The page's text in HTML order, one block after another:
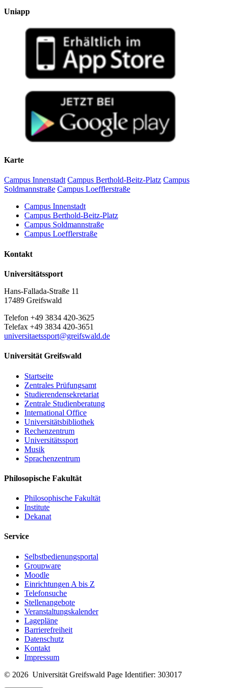
Uniapp
Karte
Campus Innenstadt Campus Berthold-Beitz-Platz Campus
Soldmannstraße Campus Loefflerstraße
Campus Innenstadt
Campus Berthold-Beitz-Platz
Campus Soldmannstraße
Campus Loefflerstraße
Kontakt
Universitätssport
Hans-Fallada-Straße 11
17489 Greifswald
Telefon +49 3834 420-3625
Telefax +49 3834 420-3651
universitaetssport@greifswald.de
Universität Greifswald
Startseite
Zentrales Prüfungsamt
Studierendensekretariat
Zentrale Studienberatung
International Office
Universitätsbibliothek
Rechenzentrum
Universitätssport
Musik
Sprachenzentrum
Philosopische Fakultät
Philosophische Fakultät
Institute
Dekanat
Service
Selbstbedienungsportal
Groupware
Moodle
Einrichtungen A bis Z
Telefonsuche
Stellenangebote
Veranstaltungskalender
Lagepläne
Barrierefreiheit
Datenschutz
Kontakt
Impressum
© 2026 Universität Greifswald Page Identifier: 303017